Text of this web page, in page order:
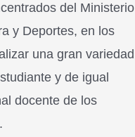
del Ministerio
y Deportes, en los
una gran variedad
y de igual
docente de los